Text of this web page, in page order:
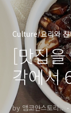
Culture/요리와 친
[맛집
각에서
과 만나
by 앰코인스토리..